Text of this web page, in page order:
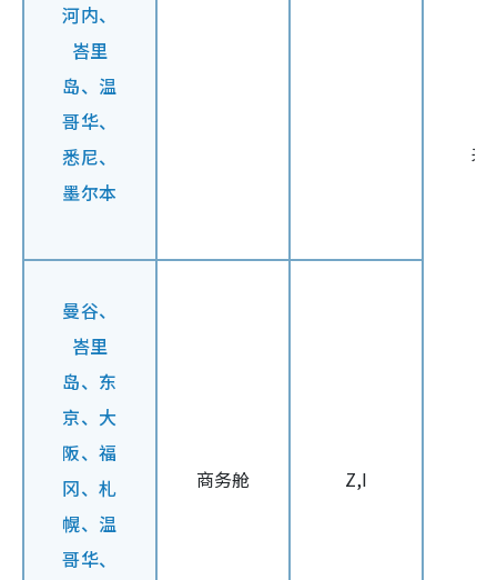
河内、
峇里
岛、 温
哥华、
悉尼、
墨尔本
来
曼谷、
峇里
岛、东
京、 大
阪、福
冈、札
幌、 温
哥华、
商务舱 Z,I